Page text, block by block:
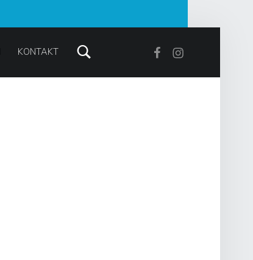
KONTAKT
Search Facebook
Instagram